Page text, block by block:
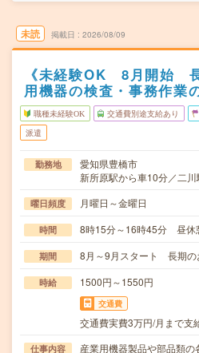
未読 掲載日 2026/08/09
《未経験OK 8月開始
用機器の検査・事務作
職種未経験OK 交通費別途支給あり
派遣
勤務地
愛知県豊橋市
新所原駅から車10分／二
曜日頻度 月曜日～金曜日
時間 8時15分～16時45分 昼
期間 8月～9月スタート 長期の
時給 1500円～1550円
交通費
交通費実費3万円/月まで支
仕事内容 産業用機器製品や部品類